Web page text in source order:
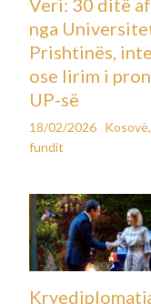
Koha e parashikuar
14 janar 2026
Sot, kryeqendrat
vranësira e intervale
Temperaturat do të
Erëra pritet të ketë
ndikojnë në rritjen e
polar.
Minimalja po zbret